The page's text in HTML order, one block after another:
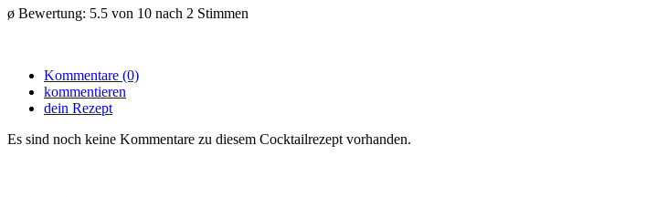
ø Bewertung: 5.5 von 10 nach 2 Stimmen
Kommentare (0)
kommentieren
dein Rezept
Es sind noch keine Kommentare zu diesem Cocktailrezept vorhanden.